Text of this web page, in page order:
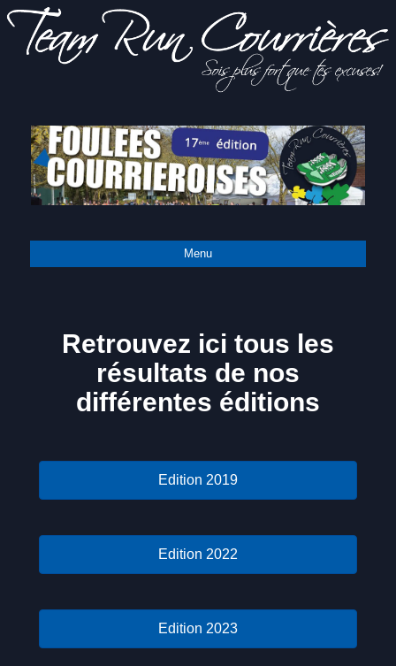
Team Run
Courrières
plus fort
que tes
excuses!
Menu
Retrouvez ici tous les
résultats de nos
différentes éditions
Edition 2019
Edition 2022
Edition 2023